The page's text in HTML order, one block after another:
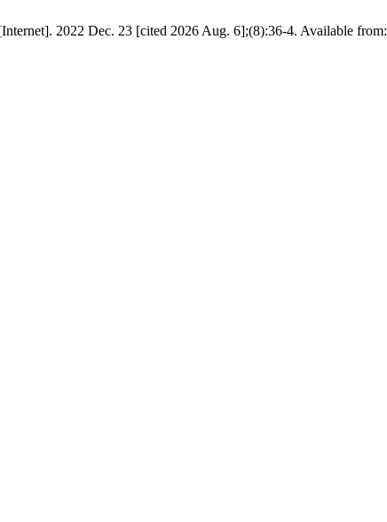
2022 Dec. 23 [cited 2026 Aug. 6];(8):36-4. Available from: